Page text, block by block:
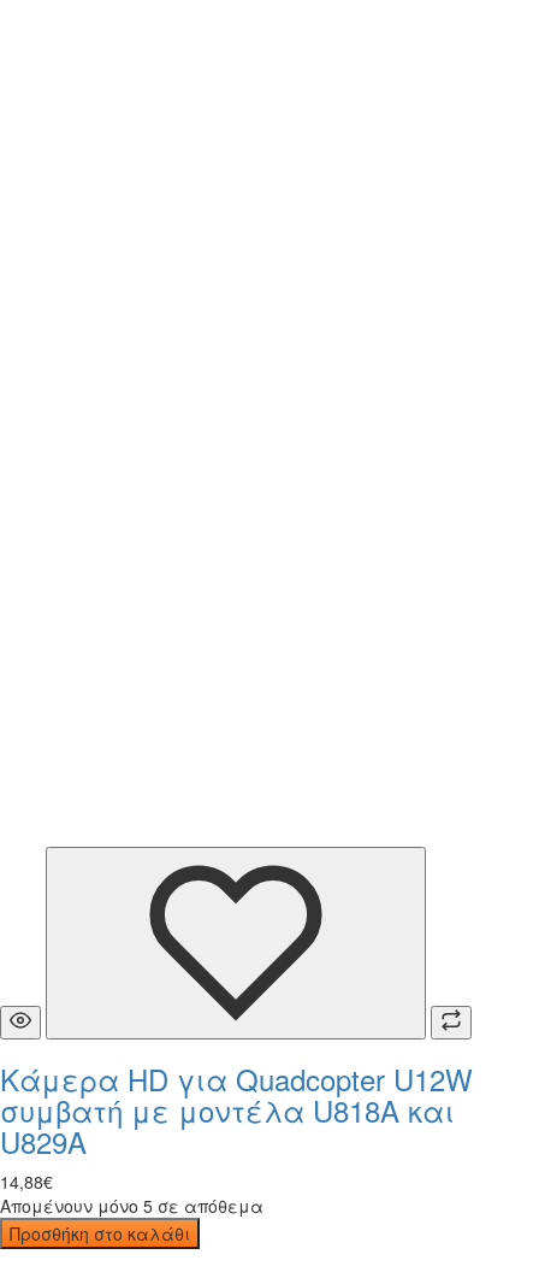
Κάμερα HD για Quadcopter U12W
συμβατή με μοντέλα U818A και
U829A
14,88€
Απομένουν μόνο 5 σε απόθεμα
Προσθήκη στο καλάθι